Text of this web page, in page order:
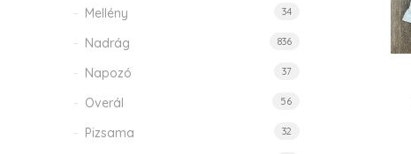
Mellény 34
Nadrág 836
Napozó 37
Overál 56
Pizsama 32